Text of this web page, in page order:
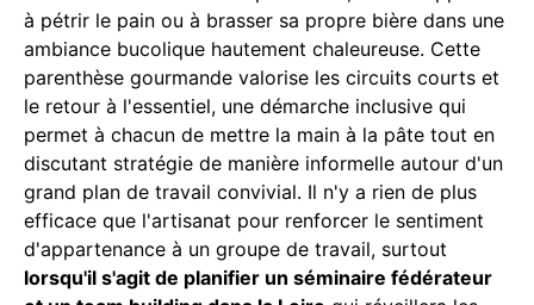
à pétrir le pain ou à brasser sa propre bière dans une
ambiance bucolique hautement chaleureuse. Cette
parenthèse gourmande valorise les circuits courts et
le retour à l'essentiel, une démarche inclusive qui
permet à chacun de mettre la main à la pâte tout en
discutant stratégie de manière informelle autour d'un
grand plan de travail convivial. Il n'y a rien de plus
efficace que l'artisanat pour renforcer le sentiment
d'appartenance à un groupe de travail, surtout
lorsqu'il s'agit de planifier un séminaire fédérateur